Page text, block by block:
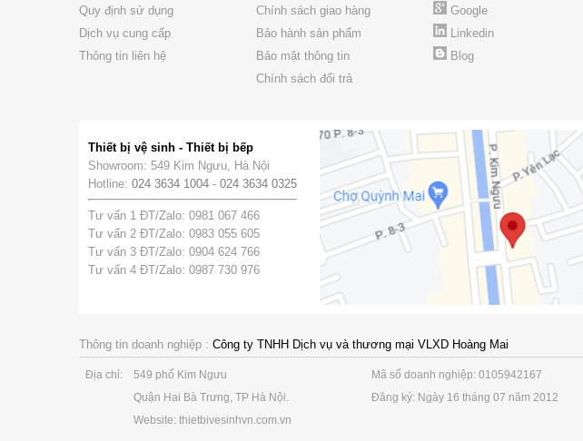
Quy định sử dụng
Dịch vụ cung cấp
Thông tin liên hệ
Chính sách giao hàng
Bảo hành sản phẩm
Bảo mật thông tin
Chính sách đổi trả
Google
Linkedin
Blog
Thiết bị vệ sinh - Thiết bị bếp
Showroom: 549 Kim Ngưu, Hà Nội
Hotline: 024 3634 1004 - 024 3634 0325
Tư vấn 1 ĐT/Zalo: 0981 067 466
Tư vấn 2 ĐT/Zalo: 0983 055 605
Tư vấn 3 ĐT/Zalo: 0904 624 766
Tư vấn 4 ĐT/Zalo: 0987 730 976
Thông tin doanh nghiệp : Công ty TNHH Dịch vụ và thương mại VLXD Hoàng Mai
Địa chỉ:
549 phố Kim Ngưu
Quận Hai Bà Trưng, TP Hà Nội.
Website: thietbivesinhvn.com.vn
Mã số doanh nghiệp: 0105942167
Đăng ký: Ngày 16 tháng 07 năm 2012